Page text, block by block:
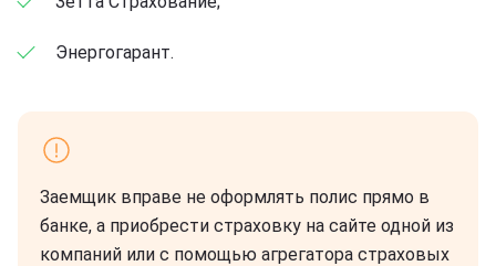
Энергогарант.
Заемщик вправе не оформлять полис прямо в
банке, а приобрести страховку на сайте одной из
компаний или с помощью агрегатора страховых